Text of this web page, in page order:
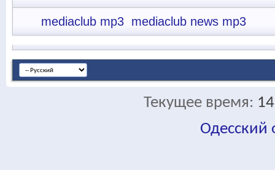
mediaclub mp3 mediaclub news mp3
Текущее время:
Одесский